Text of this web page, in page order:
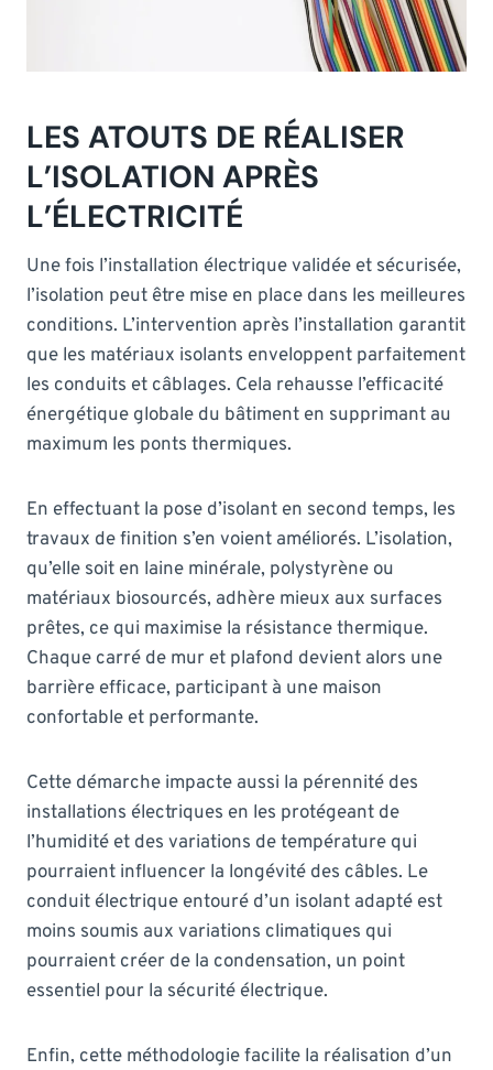
LES ATOUTS DE RÉALISER
L’ISOLATION APRÈS
L’ÉLECTRICITÉ
Une fois l’installation électrique validée et sécurisée,
l’isolation peut être mise en place dans les meilleures
conditions. L’intervention après l’installation garantit
que les matériaux isolants enveloppent parfaitement
les conduits et câblages. Cela rehausse l’efficacité
énergétique globale du bâtiment en supprimant au
maximum les ponts thermiques.
En effectuant la pose d’isolant en second temps, les
travaux de finition s’en voient améliorés. L’isolation,
qu’elle soit en laine minérale, polystyrène ou
matériaux biosourcés, adhère mieux aux surfaces
prêtes, ce qui maximise la résistance thermique.
Chaque carré de mur et plafond devient alors une
barrière efficace, participant à une maison
confortable et performante.
Cette démarche impacte aussi la pérennité des
installations électriques en les protégeant de
l’humidité et des variations de température qui
pourraient influencer la longévité des câbles. Le
conduit électrique entouré d’un isolant adapté est
moins soumis aux variations climatiques qui
pourraient créer de la condensation, un point
essentiel pour la sécurité électrique.
Enfin, cette méthodologie facilite la réalisation d’un